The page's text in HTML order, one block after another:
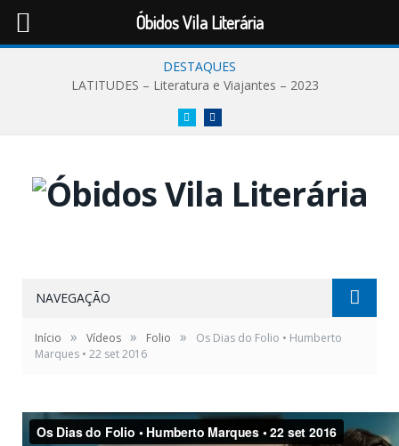
DESTAQUES
LATITUDES – Literatura e Viajantes – 2023
Twitter
NAVEGAÇÃO
Início » Vídeos » Folio »
Os Dias do Folio • Humberto
Marques • 22 set 2016
Óbidos Vila Literária